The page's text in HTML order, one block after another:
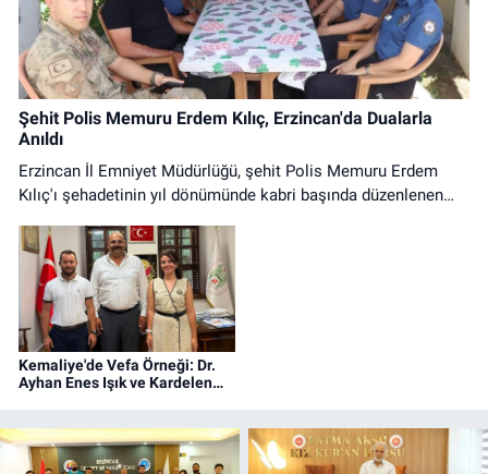
Şehit Polis Memuru Erdem Kılıç, Erzincan'da Dualarla
Anıldı
Erzincan İl Emniyet Müdürlüğü, şehit Polis Memuru Erdem
Kılıç'ı şehadetinin yıl dönümünde kabri başında düzenlenen
personeli katıldı.
Kemaliye'de Vefa Örneği: Dr.
Ayhan Enes Işık ve Kardelen